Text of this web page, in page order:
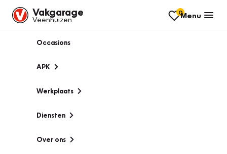
Vakgarage
Veenhuizen
0Menu
Occasions
APK
Werkplaats
Diensten
Over ons